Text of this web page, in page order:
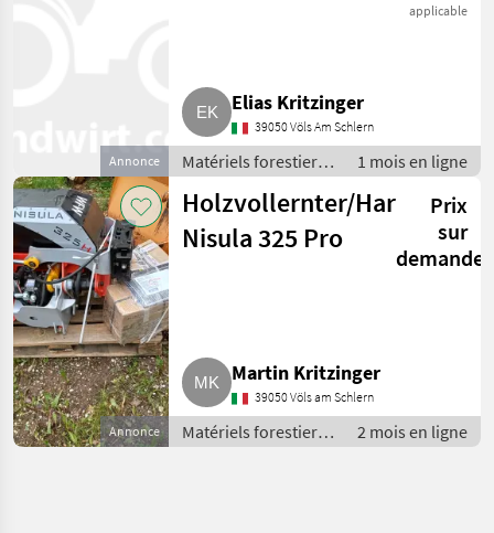
Annonce
applicable
Elias Kritzinger
39050 Völs Am Schlern
Matériels forestiers
et matériels pour le
travail du bois /
Couteaux de
jardin/bennes
1 mois en ligne
Annonce
Holzvollernter/Harvester
Nisula 325 Pro
Prix
sur
demande
Martin Kritzinger
39050 Völs am Schlern
Matériels forestiers
et matériels pour le
2 mois en ligne